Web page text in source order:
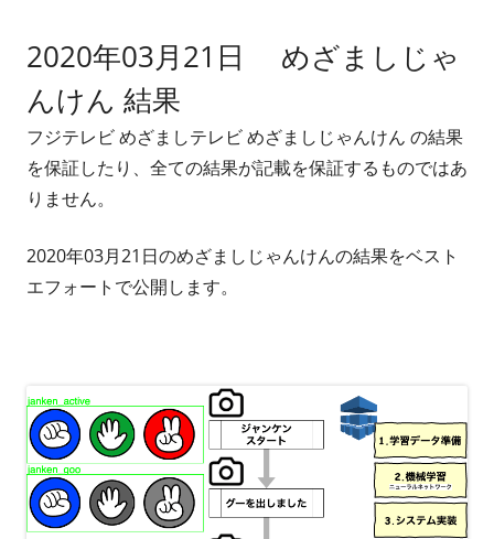
者
日
2020年03月21日 めざましじゃ
んけん 結果
フジテレビ めざましテレビ めざましじゃんけん の結果
を保証したり、全ての結果が記載を保証するものではあ
りません。
2020年03月21日のめざましじゃんけんの結果をベスト
エフォートで公開します。